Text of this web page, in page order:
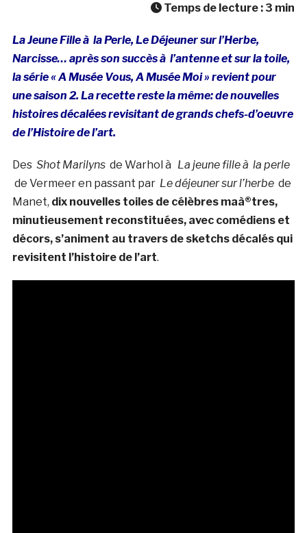
Temps de lecture : 3 min
La Jeune Fille à la Perle, Le Déjeuner sur l’Herbe,
Narcisse… après son succès à l’antenne et sur la toile,
la série « A Musée Vous, A Musée Moi » revient pour
une saison 2. La recette reste la même: de nouvelles
histoires décalées revisitant de grands chefs-d’oeuvre
de l’Histoire de l’art.
Des Shot Marilynsde Warhol à La jeune fille à la perle
de Vermeer en passant par Le déjeuner sur l’herbede
Manet, dix nouvelles toiles de célèbres maà®tres,
minutieusement reconstituées, avec comédiens et
décors, s’animent au travers de sketchs décalés qui
revisitent l’histoire de l’art.